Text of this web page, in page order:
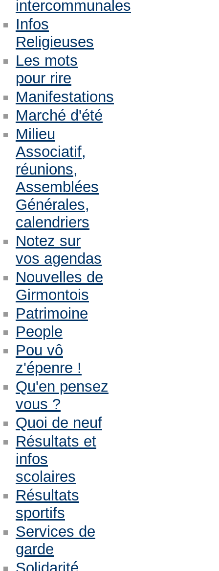
intercommunales
Infos
Religieuses
Les mots
pour rire
Manifestations
Marché d'été
Milieu
Associatif,
réunions,
Assemblées
Générales,
calendriers
Notez sur
vos agendas
Nouvelles de
Girmontois
Patrimoine
People
Pou vô
z'épenre !
Qu'en pensez
vous ?
Quoi de neuf
Résultats et
infos
scolaires
Résultats
sportifs
Services de
garde